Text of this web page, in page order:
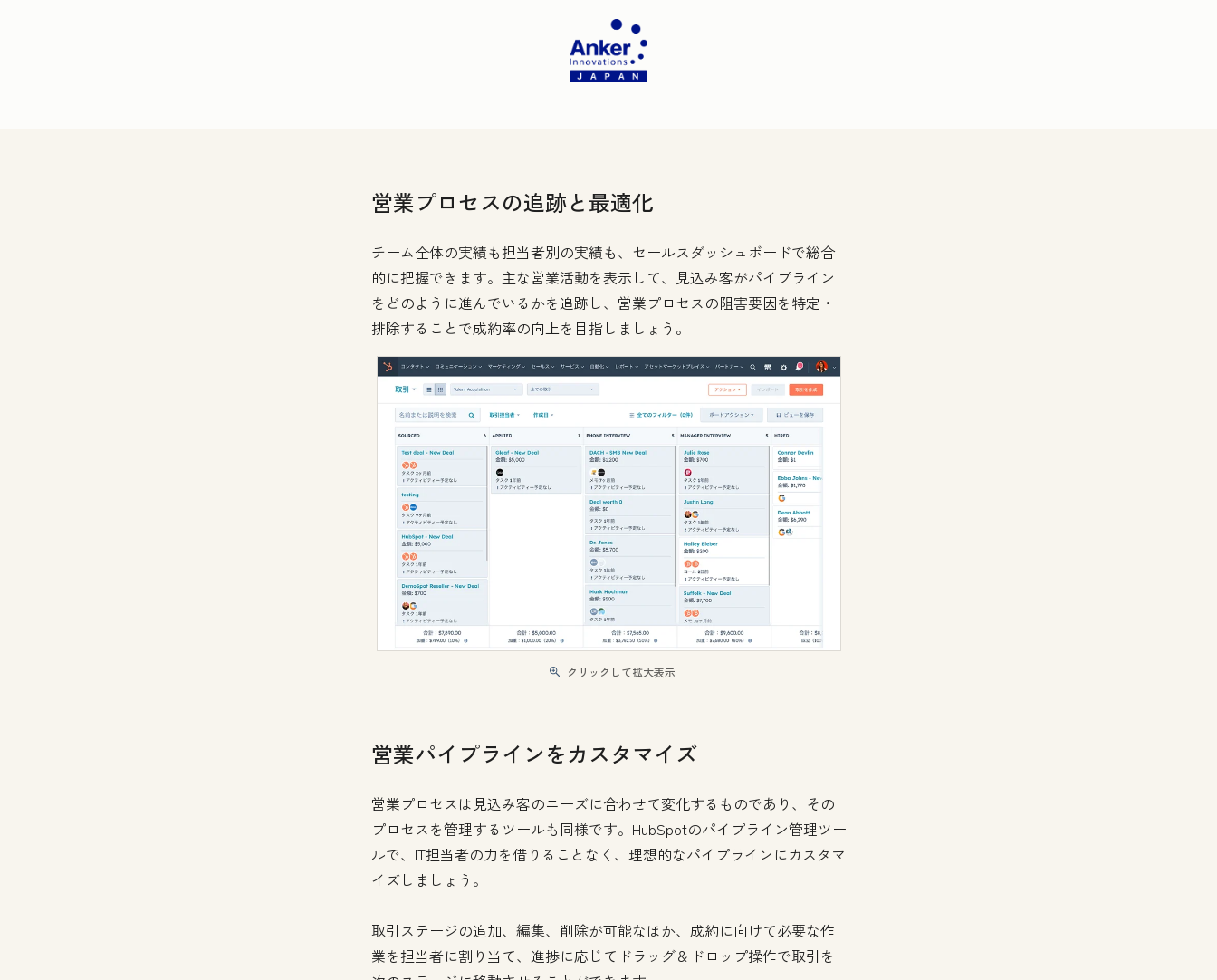
営業プロセスの追跡と最適化
チーム全体の実績も担当者別の実績も、セールスダッシュボードで総合
的に把握できます。主な営業活動を表示して、見込み客がパイプライン
をどのように進んでいるかを追跡し、営業プロセスの阻害要因を特定・
排除することで成約率の向上を目指しましょう。
クリックして拡大表示
営業パイプラインをカスタマイズ
営業プロセスは見込み客のニーズに合わせて変化するものであり、その
プロセスを管理するツールも同様です。HubSpotのパイプライン管理ツー
ルで、IT担当者の力を借りることなく、理想的なパイプラインにカスタマ
イズしましょう。
取引ステージの追加、編集、削除が可能なほか、成約に向けて必要な作
業を担当者に割り当て、進捗に応じてドラッグ＆ドロップ操作で取引を